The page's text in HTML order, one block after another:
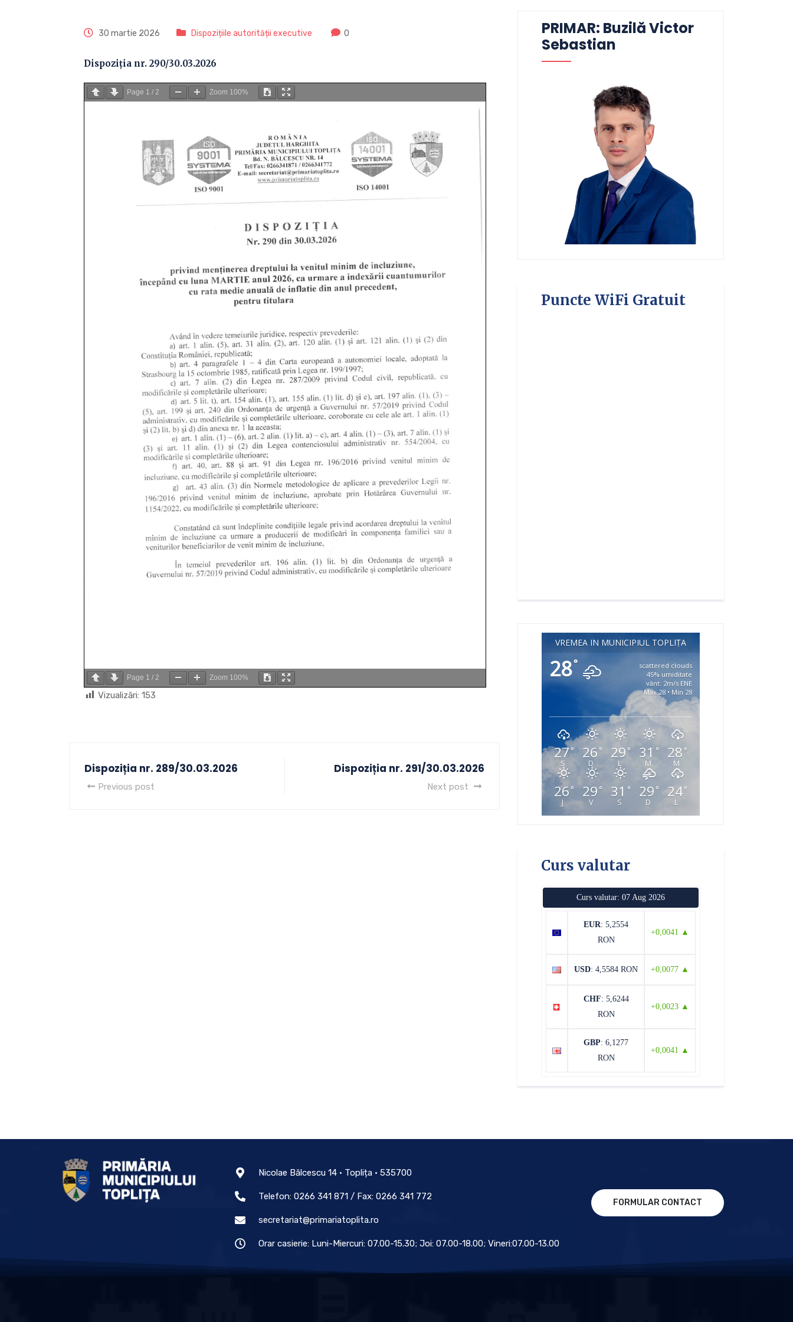
30 martie 2026 Dispozițiile autorității executive 0
Dispoziția nr. 290/30.03.2026
Page 1 / 2 Zoom 100%
Page 1 / 2 Zoom 100%
Vizualizări: 153
Dispoziția nr. 289/30.03.2026
Previous post
Dispoziția nr. 291/30.03.2026
Next post
PRIMAR: Buzilă Victor
Sebastian
Puncte WiFi Gratuit
VREMEA ÎN MUNICIPIUL TOPLIȚA
28°
scattered clouds
45% umiditate
vânt: 2m/s ENE
Max 28 • Min 28
27°
S
26 °
D
29 °
L
31 °
M
28 °
M
26°
J
29 °
V
31 °
S
29 °
D
24°
L
Curs valutar
Curs valutar: 07 Aug 2026
EUR: 5,2554
RON
+0,0041 ▲
USD: 4,5584 RON +0,0077 ▲
CHF: 5,6244
RON
+0,0023 ▲
GBP: 6,1277
RON
+0,0041 ▲
Nicolae Bălcescu 14 • Toplița • 535700
Telefon: 0266 341 871 / Fax: 0266 341 772
secretariat@primariatoplita.ro
Orar casierie: Luni-Miercuri: 07.00-15.30; Joi: 07.00-18.00; Vineri:07.00-13.00
FORMULAR CONTACT